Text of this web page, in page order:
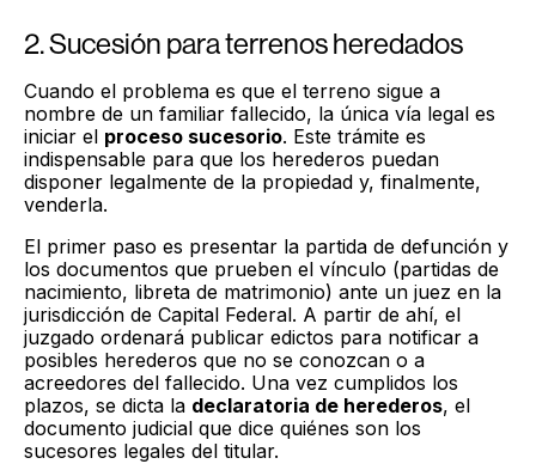
2. Sucesión para terrenos heredados
Cuando el problema es que el terreno sigue a
nombre de un familiar fallecido, la única vía legal es
iniciar el proceso sucesorio. Este trámite es
indispensable para que los herederos puedan
disponer legalmente de la propiedad y, finalmente,
venderla.
El primer paso es presentar la partida de defunción y
los documentos que prueben el vínculo (partidas de
nacimiento, libreta de matrimonio) ante un juez en la
jurisdicción de Capital Federal. A partir de ahí, el
juzgado ordenará publicar edictos para notificar a
posibles herederos que no se conozcan o a
acreedores del fallecido. Una vez cumplidos los
plazos, se dicta la declaratoria de herederos, el
documento judicial que dice quiénes son los
sucesores legales del titular.